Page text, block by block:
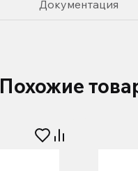
Документация
Похожие